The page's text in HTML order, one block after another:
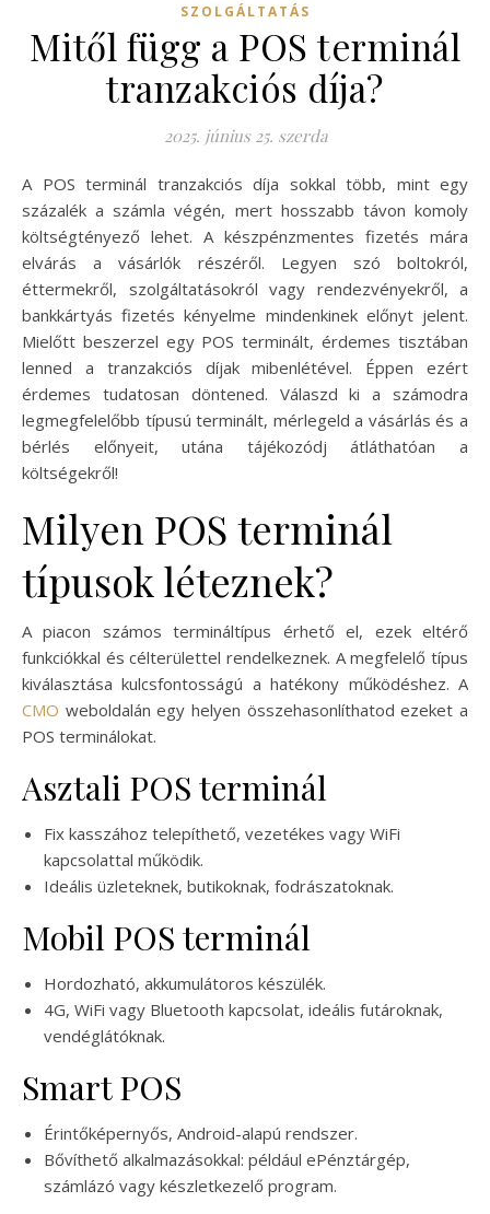
SZOLGÁLTATÁS
Mitől függ a POS terminál
tranzakciós díja?
2025. június 25. szerda
A POS terminál tranzakciós díja sokkal több, mint egy
százalék a számla végén, mert hosszabb távon komoly
költségtényező lehet. A készpénzmentes fizetés mára
elvárás a vásárlók részéről. Legyen szó boltokról,
éttermekről, szolgáltatásokról vagy rendezvényekről, a
bankkártyás fizetés kényelme mindenkinek előnyt jelent.
Mielőtt beszerzel egy POS terminált, érdemes tisztában
lenned a tranzakciós díjak mibenlétével. Éppen ezért
érdemes tudatosan döntened. Válaszd ki a számodra
legmegfelelőbb típusú terminált, mérlegeld a vásárlás és a
bérlés előnyeit, utána tájékozódj átláthatóan a
költségekről!
Milyen POS terminál
típusok léteznek?
A piacon számos termináltípus érhető el, ezek eltérő
funkciókkal és célterülettel rendelkeznek. A megfelelő típus
kiválasztása kulcsfontosságú a hatékony működéshez. A
CMO weboldalán egy helyen összehasonlíthatod ezeket a
POS terminálokat.
Asztali POS terminál
Fix kasszához telepíthető, vezetékes vagy WiFi
kapcsolattal működik.
Ideális üzleteknek, butikoknak, fodrászatoknak.
Mobil POS terminál
Hordozható, akkumulátoros készülék.
4G, WiFi vagy Bluetooth kapcsolat, ideális futároknak,
vendéglátóknak.
Smart POS
Érintőképernyős, Android-alapú rendszer.
Bővíthető alkalmazásokkal: például ePénztárgép,
számlázó vagy készletkezelő program.